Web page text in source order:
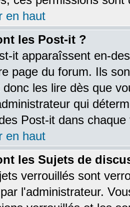
en haut
les Post-it ?
it apparaîssent en-
page du forum. Ils
donc les lire dès que
qui
Post-it dans chaque
en haut
les Sujets de
verrouillés sont
l'administrateur.